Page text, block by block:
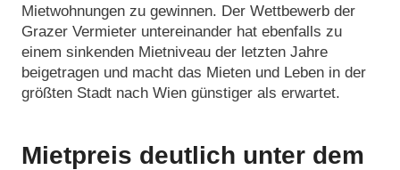
Mietwohnungen zu gewinnen. Der Wettbewerb der
Grazer Vermieter untereinander hat ebenfalls zu
einem sinkenden Mietniveau der letzten Jahre
beigetragen und macht das Mieten und Leben in der
größten Stadt nach Wien günstiger als erwartet.
Mietpreis deutlich unter dem